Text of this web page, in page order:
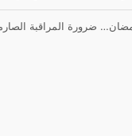
ضرورة المراقبة